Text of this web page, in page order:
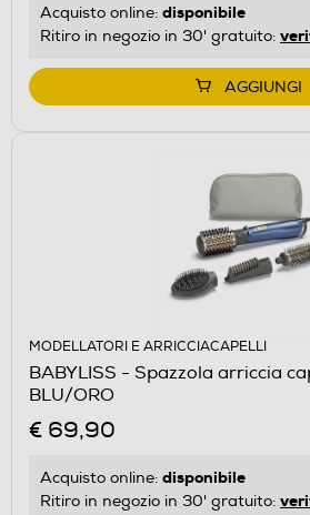
Acquisto online: disponibile
Ritiro in negozio in 30' gratuito:
AGGIUNGI
MODELLATORI E ARRICCIACAPELLI
BABYLISS - Spazzola arriccia
BLU/ORO
€ 69,90
Acquisto online: disponibile
Ritiro in negozio in 30' gratuito: